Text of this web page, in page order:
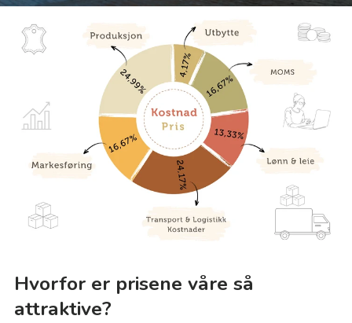
Hvorfor er prisene våre så
attraktive?